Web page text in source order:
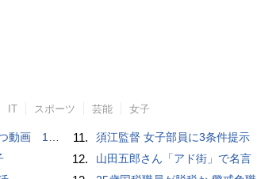
IT スポーツ 芸能 女子
ますよ」とSNSで誘い出し 11. 須江監督 女子部員に3条件提示
12. 山田五郎さん「アド街」で名言